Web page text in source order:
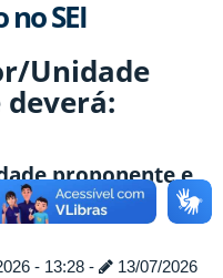
SEI
Unidade
proponente e
- 13:28 -
13/07/2026